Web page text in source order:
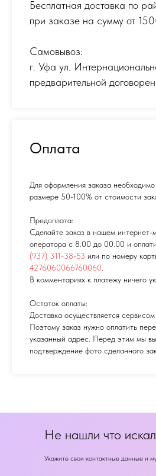
Бесплатная доставка по
при заказе на сумму от
Самовывоз:
г. Уфа ул.
предварительной
Оплата
Для оформления заказа
размере 50-100% от стоимости
Предоплата:
Сделайте заказ в нашем интернет-
оператора с 8.00 до 00.00 и
(937) 311-38-53 или по номеру
4276060066760060
В комментариях к платежу ничего
Остаток оплаты:
Доставка осуществляется
Поэтому заказ нужно оплатить
указанный адрес. Перед этим мы
подтверждение фото сделанного
Не нашли что
Укажите свои контактные данные и